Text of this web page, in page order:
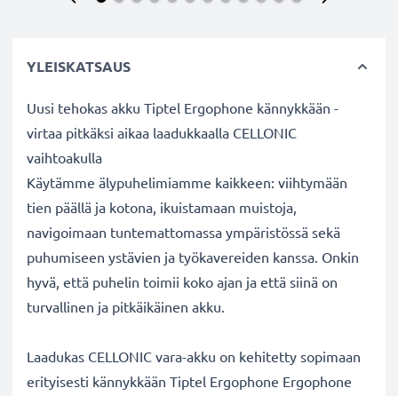
YLEISKATSAUS
Uusi tehokas akku Tiptel Ergophone kännykkään -
virtaa pitkäksi aikaa laadukkaalla CELLONIC
vaihtoakulla
Käytämme älypuhelimiamme kaikkeen: viihtymään
tien päällä ja kotona, ikuistamaan muistoja,
navigoimaan tuntemattomassa ympäristössä sekä
puhumiseen ystävien ja työkavereiden kanssa. Onkin
hyvä, että puhelin toimii koko ajan ja että siinä on
turvallinen ja pitkäikäinen akku.
Laadukas CELLONIC vara-akku on kehitetty sopimaan
erityisesti kännykkään Tiptel Ergophone Ergophone